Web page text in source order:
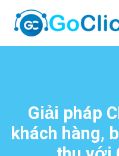
Giải pháp
khách hàng,